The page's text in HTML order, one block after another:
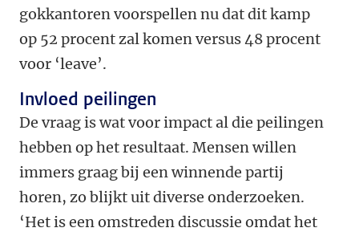
gokkantoren voorspellen nu dat dit kamp
op 52 procent zal komen versus 48 procent
voor ‘leave’.
Invloed peilingen
De vraag is wat voor impact al die peilingen
hebben op het resultaat. Mensen willen
immers graag bij een winnende partij
horen, zo blijkt uit diverse onderzoeken.
‘Het is een omstreden discussie omdat het